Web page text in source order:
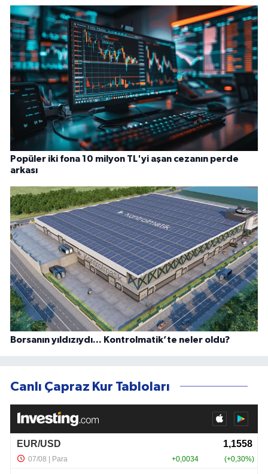
Popüler iki fona 10 milyon TL'yi aşan cezanın perde
arkası
Borsanın yıldızıydı... Kontrolmatik’te neler oldu?
Canlı Çapraz Kur Tabloları